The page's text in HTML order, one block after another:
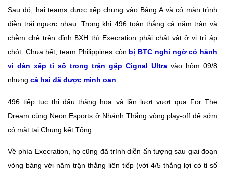
Sau đó, hai teams được xếp chung vào Bảng A và có màn trình
diễn trái ngược nhau. Trong khi 496 toàn thắng cả năm trận và
chễm chệ trên đỉnh BXH thì Execration phải chật vật ở vị trí áp
chót. Chưa hết, team Philippines còn bị BTC nghi ngờ có hành
vi dàn xếp tỉ số trong trận gặp Cignal Ultra vào hôm 09/8
nhưng cả hai đã được minh oan
496 tiếp tục thi đấu thăng hoa và lần lượt vượt qua For The
Dream cùng Neon Esports ở Nhánh Thắng vòng play-off để sớm
có mặt tại Chung kết Tổng.
Về phía Execration, họ cũng đã trình diễn ấn tượng sau giai đoạn
vòng bảng với năm trận thắng liên tiếp (với 4/5 thắng lợi có tỉ số